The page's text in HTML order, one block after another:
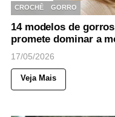
CROCHÊ
GORRO
14 modelos de
promete dominar a
17/05/2026
Veja Mais